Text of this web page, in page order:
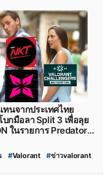
#FullSense
full_sense
#FS_TALK
#ptc_valorant
#mith_valorant
#Xerxia
# teamnkt_valorant
ทนจากประเทศไทย
บกมือลา Split 3 เพื่อลุย
ในรายการ Predator
#Valorant #ข่าวvalorant